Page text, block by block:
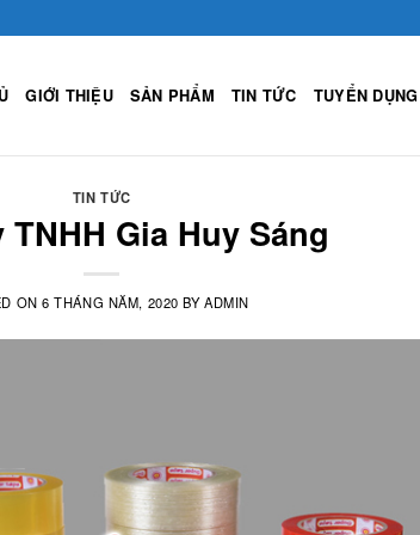
GIỚI THIỆU SẢN PHẨM TIN TỨC TUYỂN DỤNG
TIN TỨC
TNHH Gia Huy Sáng
ON6 THÁNG NĂM, 2020 BYADMIN